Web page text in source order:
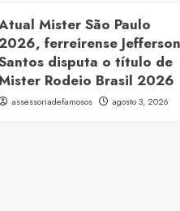
Mister São Paulo
ferreirense Jefferson
disputa o título de
Rodeio Brasil 2026
assessoriadefamosos agosto 3, 2026